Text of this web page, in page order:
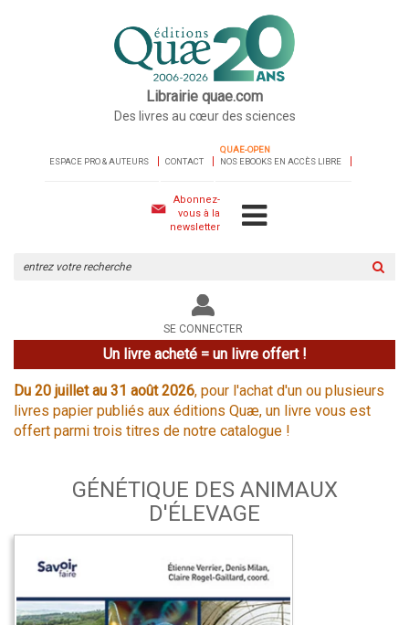
Librairie quae.com
Des livres au cœur des sciences
ESPACE PRO & AUTEURS CONTACT
QUAE-OPEN
NOS EBOOKS EN ACCÈS LIBRE
Abonnez-
vous à la
newsletter
le
site
SE CONNECTER
Un livre acheté = un livre offert !
Du 20 juillet au 31 août 2026, pour l'achat d'un ou plusieurs
livres papier publiés aux éditions Quæ, un livre vous est
offert parmi trois titres de notre catalogue !
GÉNÉTIQUE DES ANIMAUX
D'ÉLEVAGE